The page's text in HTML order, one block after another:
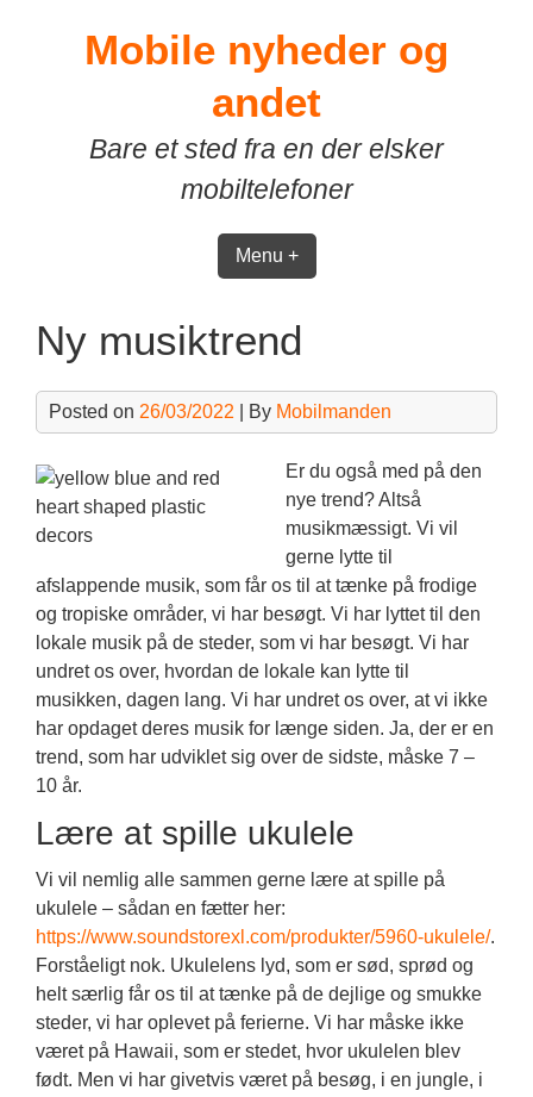
Mobile nyheder og
andet
Bare et sted fra en der elsker
mobiltelefoner
Menu +
Ny musiktrend
Posted on 26/03/2022 | By Mobilmanden
Er du også med på den
nye trend? Altså
musikmæssigt. Vi vil
gerne lytte til
afslappende musik, som får os til at tænke på frodige
og tropiske områder, vi har besøgt. Vi har lyttet til den
lokale musik på de steder, som vi har besøgt. Vi har
undret os over, hvordan de lokale kan lytte til
musikken, dagen lang. Vi har undret os over, at vi ikke
har opdaget deres musik for længe siden. Ja, der er en
trend, som har udviklet sig over de sidste, måske 7 –
10 år.
Lære at spille ukulele
Vi vil nemlig alle sammen gerne lære at spille på
ukulele – sådan en fætter her:
https://www.soundstorexl.com/produkter/5960-ukulele/.
Forståeligt nok. Ukulelens lyd, som er sød, sprød og
helt særlig får os til at tænke på de dejlige og smukke
steder, vi har oplevet på ferierne. Vi har måske ikke
været på Hawaii, som er stedet, hvor ukulelen blev
født. Men vi har givetvis været på besøg, i en jungle, i